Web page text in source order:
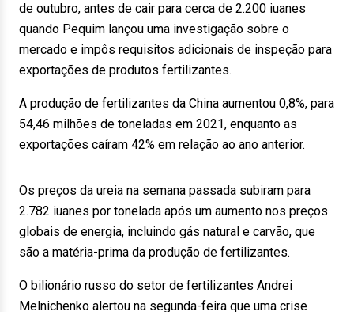
de outubro, antes de cair para cerca de 2.200 iuanes
quando Pequim lançou uma investigação sobre o
mercado e impôs requisitos adicionais de inspeção para
exportações de produtos fertilizantes.
A produção de fertilizantes da China aumentou 0,8%, para
54,46 milhões de toneladas em 2021, enquanto as
exportações caíram 42% em relação ao ano anterior.
Os preços da ureia na semana passada subiram para
2.782 iuanes por tonelada após um aumento nos preços
globais de energia, incluindo gás natural e carvão, que
são a matéria-prima da produção de fertilizantes.
O bilionário russo do setor de fertilizantes Andrei
Melnichenko alertou na segunda-feira que uma crise